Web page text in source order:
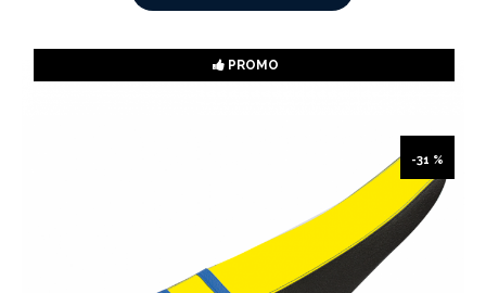
PROMO
-31 %